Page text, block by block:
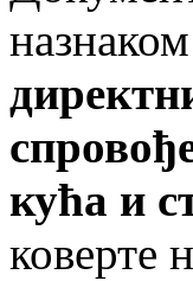
кућа и
коверте